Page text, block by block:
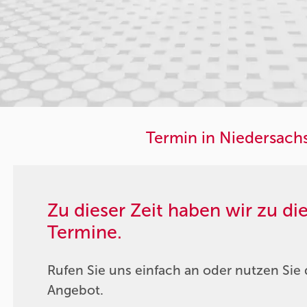
Termin in
Zu dieser Zeit haben wir zu
Termine.
Rufen Sie uns einfach an oder nutzen
Angebot.